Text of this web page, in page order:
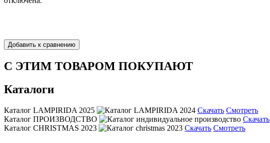
С ЭТИМ ТОВАРОМ ПОКУПАЮТ
Каталоги
Каталог LAMPIRIDA 2025 Скачать Смотреть
Каталог ПРОИЗВОДСТВО
Скачать
Каталог CHRISTMAS 2023
Скачать Смотреть